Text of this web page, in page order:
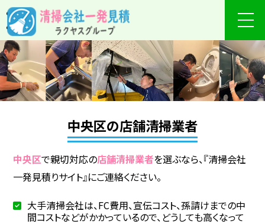
中央区の店舗清掃業者
中央区で親切対応の店舗清掃業者を選ぶなら、『清掃会社
一発見積りサイト』にご連絡ください。
大手清掃会社は、FC費用、宣伝コスト、孫請けまでの中
間コストなどがかかっているので、どうしても高くなって